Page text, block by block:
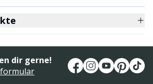
dir gerne!